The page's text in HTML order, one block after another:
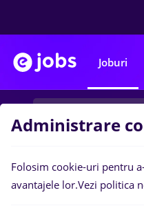
Joburi
Filtre
Administrare
Folosim cookie-uri pentru
avantajele lor.Vezi politica